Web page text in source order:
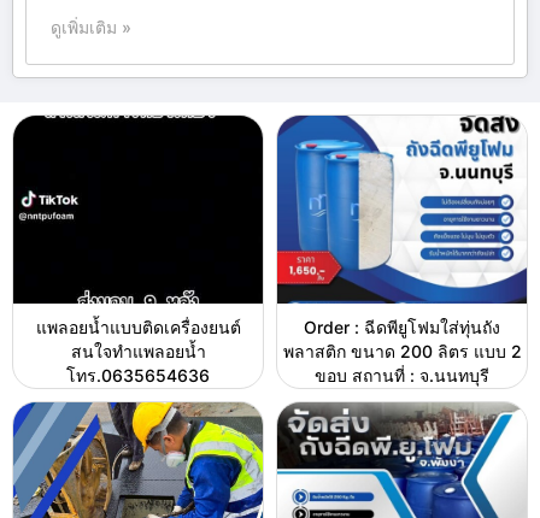
ดูเพิ่มเติม »
แพลอยน้ำแบบติดเครื่องยนต์
สนใจทำแพลอยน้ำ
โทร.0635654636
Order : ฉีดพียูโฟมใส่ทุ่นถัง
พลาสติก ขนาด 200 ลิตร แบบ 2
ขอบ สถานที่ : จ.นนทบุรี